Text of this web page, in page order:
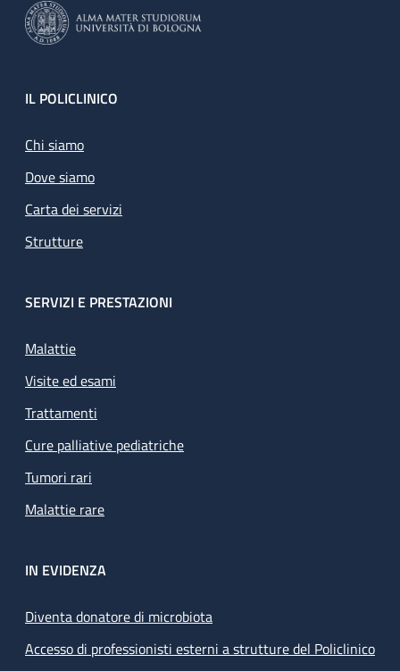
Footer
IL POLICLINICO
Chi siamo
Dove siamo
Carta dei servizi
Strutture
SERVIZI E PRESTAZIONI
Malattie
Visite ed esami
Trattamenti
Cure palliative pediatriche
Tumori rari
Malattie rare
IN EVIDENZA
Diventa donatore di microbiota
Accesso di professionisti esterni a strutture del Policlinico